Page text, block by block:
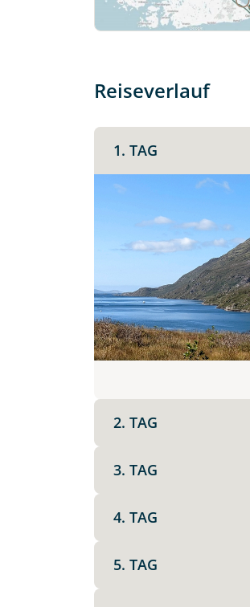
Termin
Reiseverlauf
1. TAG
2. TAG
3. TAG
4. TAG
5. TAG
Anzahl
Unterkunft
DZ
EZ
Option 1
Weitere